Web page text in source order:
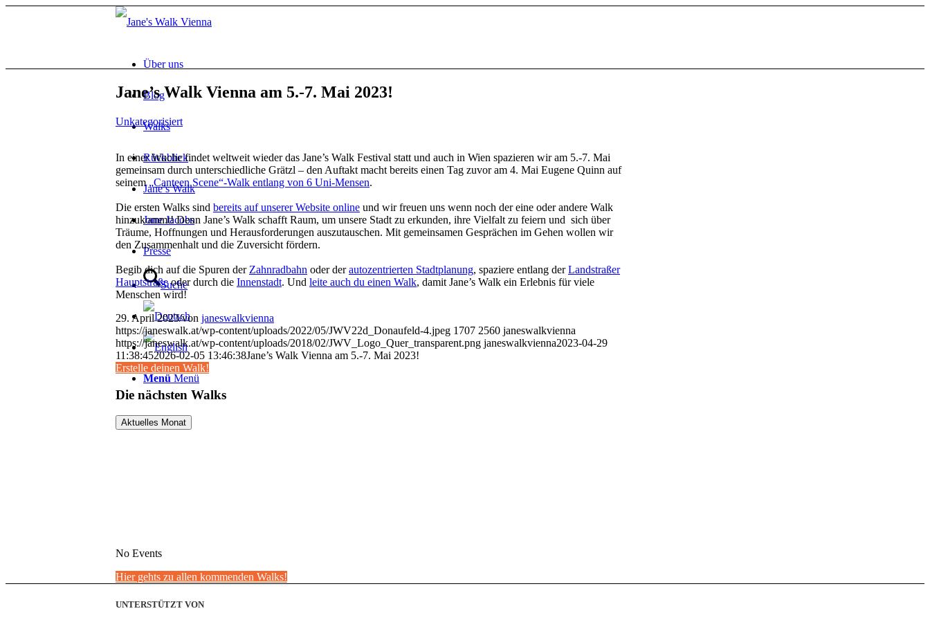
Über uns
Blog
Walks
Rückblick
Jane’s Walk
Jane Jacobs
Presse
Suche
Menü Menü
Jane’s Walk Vienna am 5.-7. Mai 2023!
Unkategorisiert
In einer Woche findet weltweit wieder das Jane’s Walk Festival statt und auch in Wien spazieren wir am 5.-7. Mai
gemeinsam durch unterschiedliche Grätzl – den Auftakt macht bereits einen Tag zuvor am 4. Mai Eugene Quinn auf
seinem„Canteen Scene“-Walk entlang von 6 Uni-Mensen.
Die ersten Walks sind bereits auf unserer Website online und wir freuen uns wenn noch der eine oder andere Walk
hinzukommt! Denn Jane’s Walk schafft Raum, um unsere Stadt zu erkunden, ihre Vielfalt zu feiern und sich über
Träume, Hoffnungen und Herausforderungen auszutauschen. Mit gemeinsamen Gesprächen im Gehen wollen wir
den Zusammenhalt und die Zuversicht fördern.
Begib dich auf die Spuren der Zahnradbahn oder derautozentrierten Stadtplanung, spaziere entlang derLandstraßer
Hauptstraßeoder durch die Innenstadt. Und leite auch du einen Walk, damit Jane’s Walk ein Erlebnis für viele
Menschen wird!
29. April 2023/von janeswalkvienna
https://janeswalk.at/wp-content/uploads/2022/05/JWV22d_Donaufeld-4.jpeg 1707 2560 janeswalkvienna
https://janeswalk.at/wp-content/uploads/2018/02/JWV_Logo_Quer_transparent.png janeswalkvienna2023-04-29
11:38:452026-02-05 13:46:38Jane’s Walk Vienna am 5.-7. Mai 2023!
Erstelle deinen Walk!
Die nächsten Walks
Aktuelles Monat
No Events
Hier gehts zu allen kommenden Walks!
UNTERSTÜTZT VON